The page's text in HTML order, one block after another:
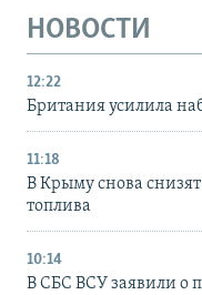
НОВОСТИ
12:22
Британия усилила
11:18
В Крыму снова
топлива
10:14
В СБС ВСУ заявили о